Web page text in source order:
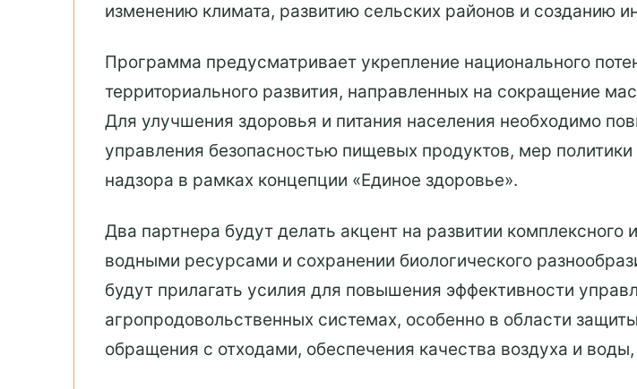
изменению климата, развитию сельских районов и созданию
Программа предусматривает укрепление национального
территориального развития, направленных на сокращение
Для улучшения здоровья и питания населения необходимо
управления безопасностью пищевых продуктов, мер
надзора в рамках концепции «Единое здоровье».
Два партнера будут делать акцент на развитии
водными ресурсами и сохранении биологического
будут прилагать усилия для повышения эффективности
агропродовольственных системах, особенно в области
обращения с отходами, обеспечения качества воздуха и